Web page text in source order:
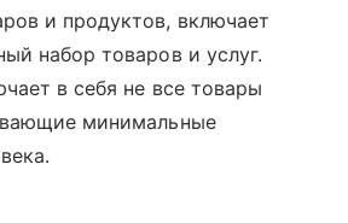
и продуктов, включает
набор товаров и услуг.
в себя не все товары
минимальные